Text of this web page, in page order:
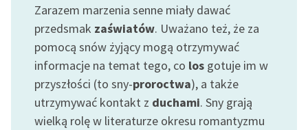
Logotypy
Materiały promocyjne
Polityka prywatności
Regulamin biblioteki
Dane fundacji i
Zarazem marzenia senne miały dawać
przedsmak zaświatów. Uważano też, że za
pomocą snów żyjący mogą otrzymywać
informacje na temat tego, co los gotuje im w
przyszłości (to sny-proroctwa), a także
utrzymywać kontakt z duchami. Sny grają
wielką rolę w literaturze okresu romantyzmu